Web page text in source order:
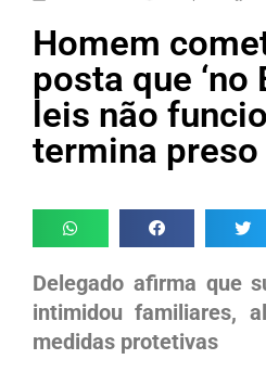
Homem
posta que ‘no
leis não
termina preso
Delegado afirma que
intimidou familiares,
medidas protetivas